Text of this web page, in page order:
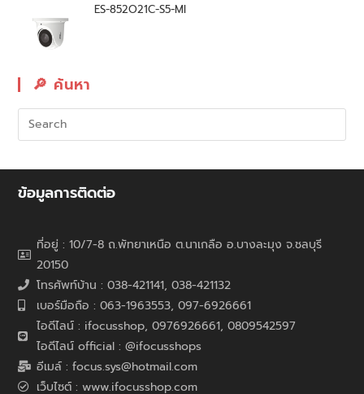
ES-852O21C-S5-MI
🔎︎ ค้นหา
ข้อมูลการติดต่อ
ที่อยู่ : 10/7-8 ถ.พัทยาเหนือ ต.นาเกลือ อ.บางละมุง จ.ชลบุรี
20150
โทรศัพท์บ้าน : 038-421141, 038-421132
เบอร์มือถือ : 063-1963553, 097-6926661
ไอดีไลน์ : ifocusshop, 0976926661, 0809542597
ไอดีไลน์ official : @ifocusshops
อีเมล์ : focus.sys@hotmail.com
เว็บไซต์ : www.ifocusshop.com